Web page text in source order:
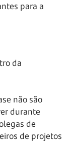
para a
da
não são
durante
de
de projetos